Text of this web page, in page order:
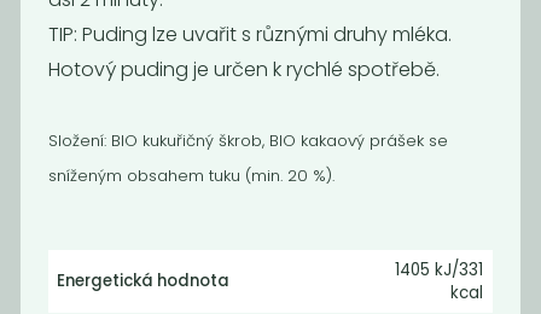
TIP: Puding lze uvařit s různými druhy mléka.
Hotový puding je určen k rychlé spotřebě.
Složení: BIO kukuřičný škrob, BIO kakaový prášek se
sníženým obsahem tuku (min. 20 %).
Energetická hodnota
1405 kJ/331
kcal